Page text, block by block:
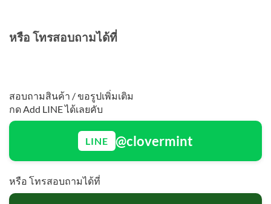
หรือ โทรสอบถามได้ที่
สอบถามสินค้า / ขอรูปเพิ่มเติม
กด Add LINE ได้เลยคับ
LINE @clovermint
หรือ โทรสอบถามได้ที่